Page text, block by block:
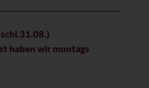
haben wir montags